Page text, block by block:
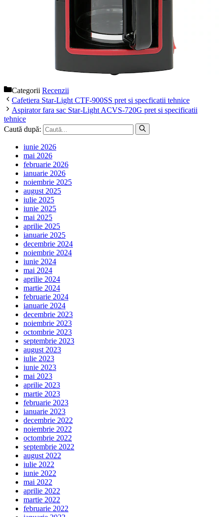
Categorii Recenzii
Cafetiera Star-Light CTF-900SS pret si specficatii tehnice
Aspirator fara sac Star-Light ACVS-720G pret si specificatii
tehnice
Caută după:
iunie 2026
mai 2026
februarie 2026
ianuarie 2026
noiembrie 2025
august 2025
iulie 2025
iunie 2025
mai 2025
aprilie 2025
ianuarie 2025
decembrie 2024
noiembrie 2024
iunie 2024
mai 2024
aprilie 2024
martie 2024
februarie 2024
ianuarie 2024
decembrie 2023
noiembrie 2023
octombrie 2023
septembrie 2023
august 2023
iulie 2023
iunie 2023
mai 2023
aprilie 2023
martie 2023
februarie 2023
ianuarie 2023
decembrie 2022
noiembrie 2022
octombrie 2022
septembrie 2022
august 2022
iulie 2022
iunie 2022
mai 2022
aprilie 2022
martie 2022
februarie 2022